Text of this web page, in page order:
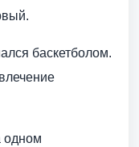
баскетболом.
одном